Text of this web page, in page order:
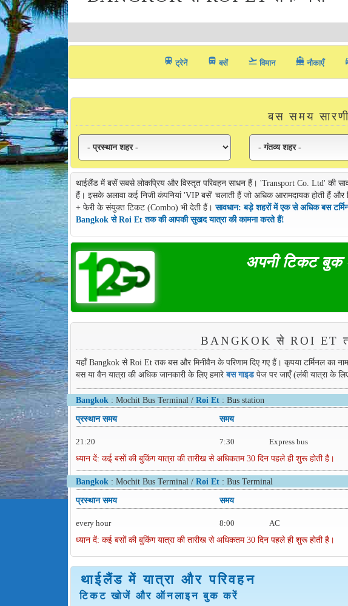
train ट्रेनें directions_bus_filled बसें flight_takeoff विमान directions_boat नौकाएँ
बस समय
थाईलैंड में बसें सबसे लोकप्रिय और विस्तृत परिवहन साधन हैं। 'Transport Co. Ltd' की
हैं। इसके अलावा कई निजी कंपनियां 'VIP बसें' चलाती हैं जो अधिक आरामदायक होती हैं और
+ फेरी के संयुक्त टिकट (Combo) भी देती हैं।सावधान: बड़े शहरों में एक से अधिक बस
Bangkok से Roi Et तक की आपकी सुखद यात्रा की कामना करते हैं!
अपनी टिकट
BANGKOK से ROI ET
यहाँ Bangkok से Roi Et तक बस और मिनीवैन के परिणाम दिए गए हैं। कृपया टर्मिनल का
बस या वैन यात्रा की अधिक जानकारी के लिए हमारेबस गाइडपेज पर जाएँ (लंबी यात्रा के
Bangkok : Mochit Bus Terminal / Roi Et: Bus station
प्रस्थान समय
समय
21:20 7:30 Express bus
ध्यान दें: कई बसों की बुकिंग यात्रा की तारीख से अधिकतम 30 दिन पहले ही शुरू होती है।
Bangkok : Mochit Bus Terminal / Roi Et: Bus Terminal
प्रस्थान समय
समय
every hour 8:00 AC
ध्यान दें: कई बसों की बुकिंग यात्रा की तारीख से अधिकतम 30 दिन पहले ही शुरू होती है।
थाईलैंड में यात्रा और परिवहन
टिकट खोजें और ऑनलाइन बुक करें